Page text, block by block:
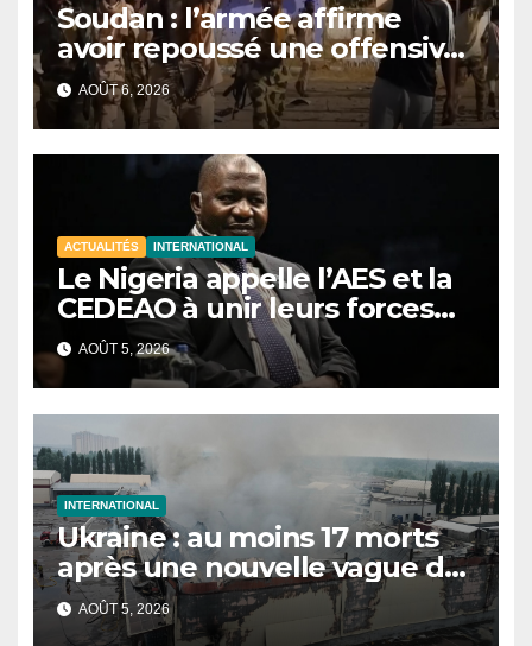
Soudan : l’armée affirme
avoir repoussé une offensive
des FSR au Darfour
occidental
AOÛT 6, 2026
ACTUALITÉS INTERNATIONAL
Le Nigeria appelle l’AES et la
CEDEAO à unir leurs forces
contre le terrorisme
AOÛT 5, 2026
INTERNATIONAL
Ukraine : au moins 17 morts
après une nouvelle vague de
frappes russes sur Kiev et sa
région
AOÛT 5, 2026